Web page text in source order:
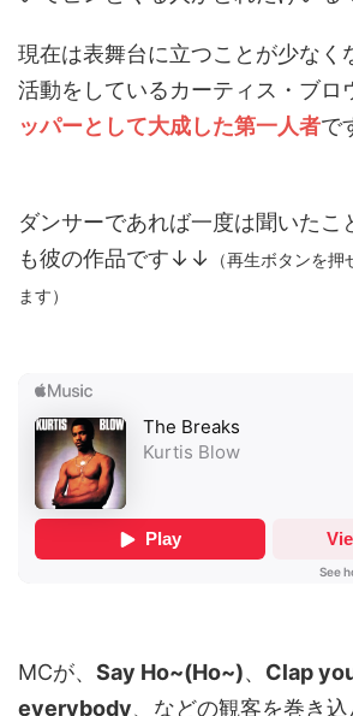
現在は表舞台に立つことが少なく
活動をしているカーティス・ブロ
ッパーとして大成した第一人者で
ダンサーであれば一度は聞いたこ
も彼の作品です↓↓
（再生ボタンを
ます）
MCが、 Say Ho~(Ho~)、 Clap
everybody、などの観客を巻き